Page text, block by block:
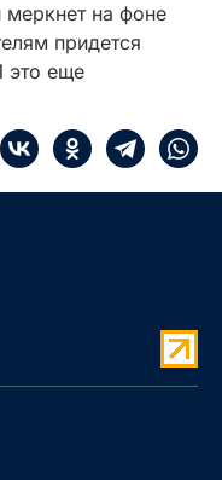
меркнет на фоне
придется
это еще